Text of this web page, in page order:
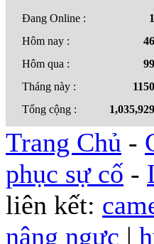
Đang Online :
1
Hôm nay :
46
Hôm qua :
99
Tháng này :
1150
Tổng cộng :
1,035,929
Trang Chủ -
phục sự cố -
liên kết:
nâng ngực |